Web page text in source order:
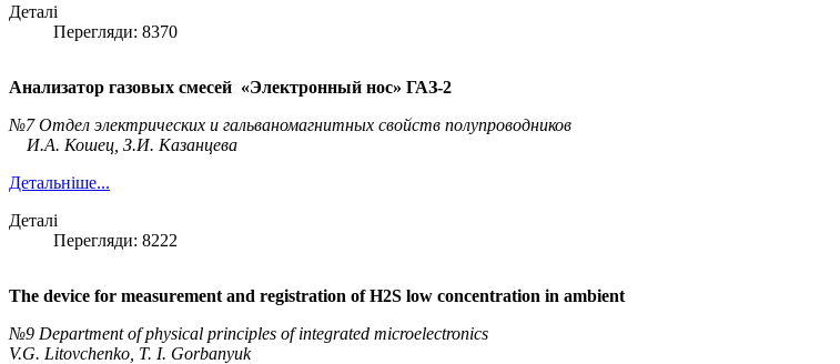
Деталі
Перегляди: 8370
Анализатор газовых смесей «Электронный нос» ГАЗ-2
№7 Отдел электрических и гальваномагнитных свойств полупроводников
И.А. Кошец, З.И. Казанцева
Детальніше...
Деталі
Перегляди: 8222
The device for measurement and registration of H2S low concentration in ambient
№9 Department of physical principles of integrated microelectronics
V.G. Litovchenko, T. I. Gorbanyuk